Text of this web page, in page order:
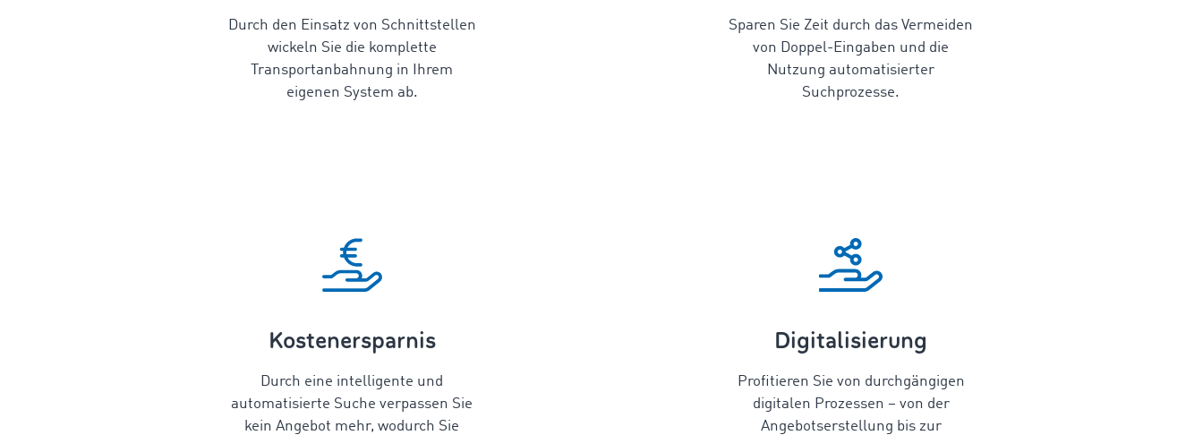
Durch den Einsatz von Schnittstellen
wickeln Sie die komplette
Transportanbahnung in Ihrem
eigenen System ab.
Sparen Sie Zeit durch das Vermeiden
von Doppel-Eingaben und die
Nutzung automatisierter
Suchprozesse.
Kostenersparnis
Durch eine intelligente und
automatisierte Suche verpassen Sie
kein Angebot mehr, wodurch Sie
Digitalisierung
Profitieren Sie von durchgängigen
digitalen Prozessen – von der
Angebotserstellung bis zur